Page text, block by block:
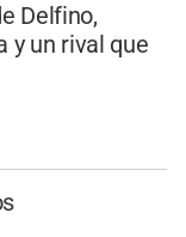
Delfino,
y un rival que